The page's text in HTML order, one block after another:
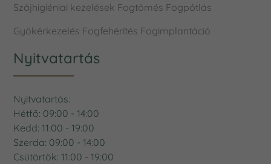
Szájhigiéniai kezelések Fogtömés Fogpótlás
Gyökérkezelés Fogfehérítés Fogimplantáció
Nyitvatartás
Nyitvatartás:
Hétfő: 09:00 - 14:00
Kedd: 11:00 - 19:00
Szerda: 09:00 - 14:00
Csütörtök: 11:00 - 19:00